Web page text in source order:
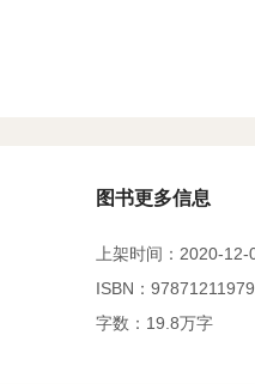
图书更多信息
上架时间：2020-12-
ISBN：
字数：19.8万字